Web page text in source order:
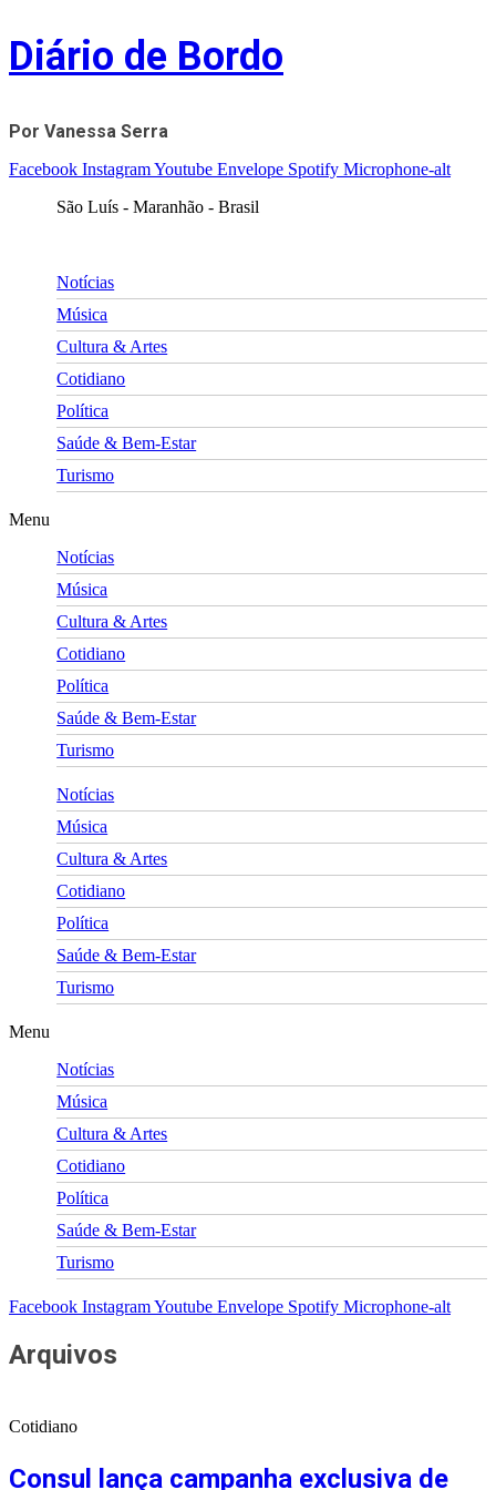
Skip
to
content
Diário de Bordo
Por Vanessa Serra
Facebook InstagramYoutube Envelope Spotify Microphone-alt
São Luís - Maranhão - Brasil
Notícias
Música
Cultura & Artes
Cotidiano
Política
Saúde & Bem-Estar
Turismo
Menu
Notícias
Música
Cultura & Artes
Cotidiano
Política
Saúde & Bem-Estar
Turismo
Notícias
Música
Cultura & Artes
Cotidiano
Política
Saúde & Bem-Estar
Turismo
Menu
Notícias
Música
Cultura & Artes
Cotidiano
Política
Saúde & Bem-Estar
Turismo
Facebook InstagramYoutube Envelope Spotify Microphone-alt
Arquivos
Cotidiano
Consul lança campanha exclusiva de